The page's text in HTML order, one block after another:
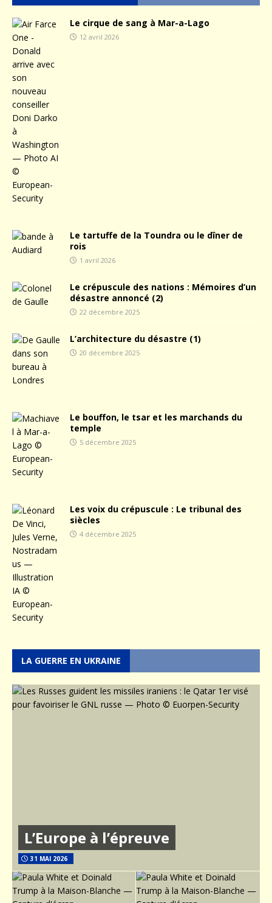
Le cirque de sang à Mar-a-Lago
12 avril 2026
Le tartuffe de la Toundra ou le dîner de
rois
1 avril 2026
Le crépuscule des nations : Mémoires d’un
désastre annoncé (2)
22 décembre 2025
L’architecture du désastre (1)
20 décembre 2025
Le bouffon, le tsar et les marchands du
temple
5 décembre 2025
Les voix du crépuscule : Le tribunal des
siècles
4 décembre 2025
LA GUERRE EN UKRAINE
L’Europe à l’épreuve
31 MAI 2026